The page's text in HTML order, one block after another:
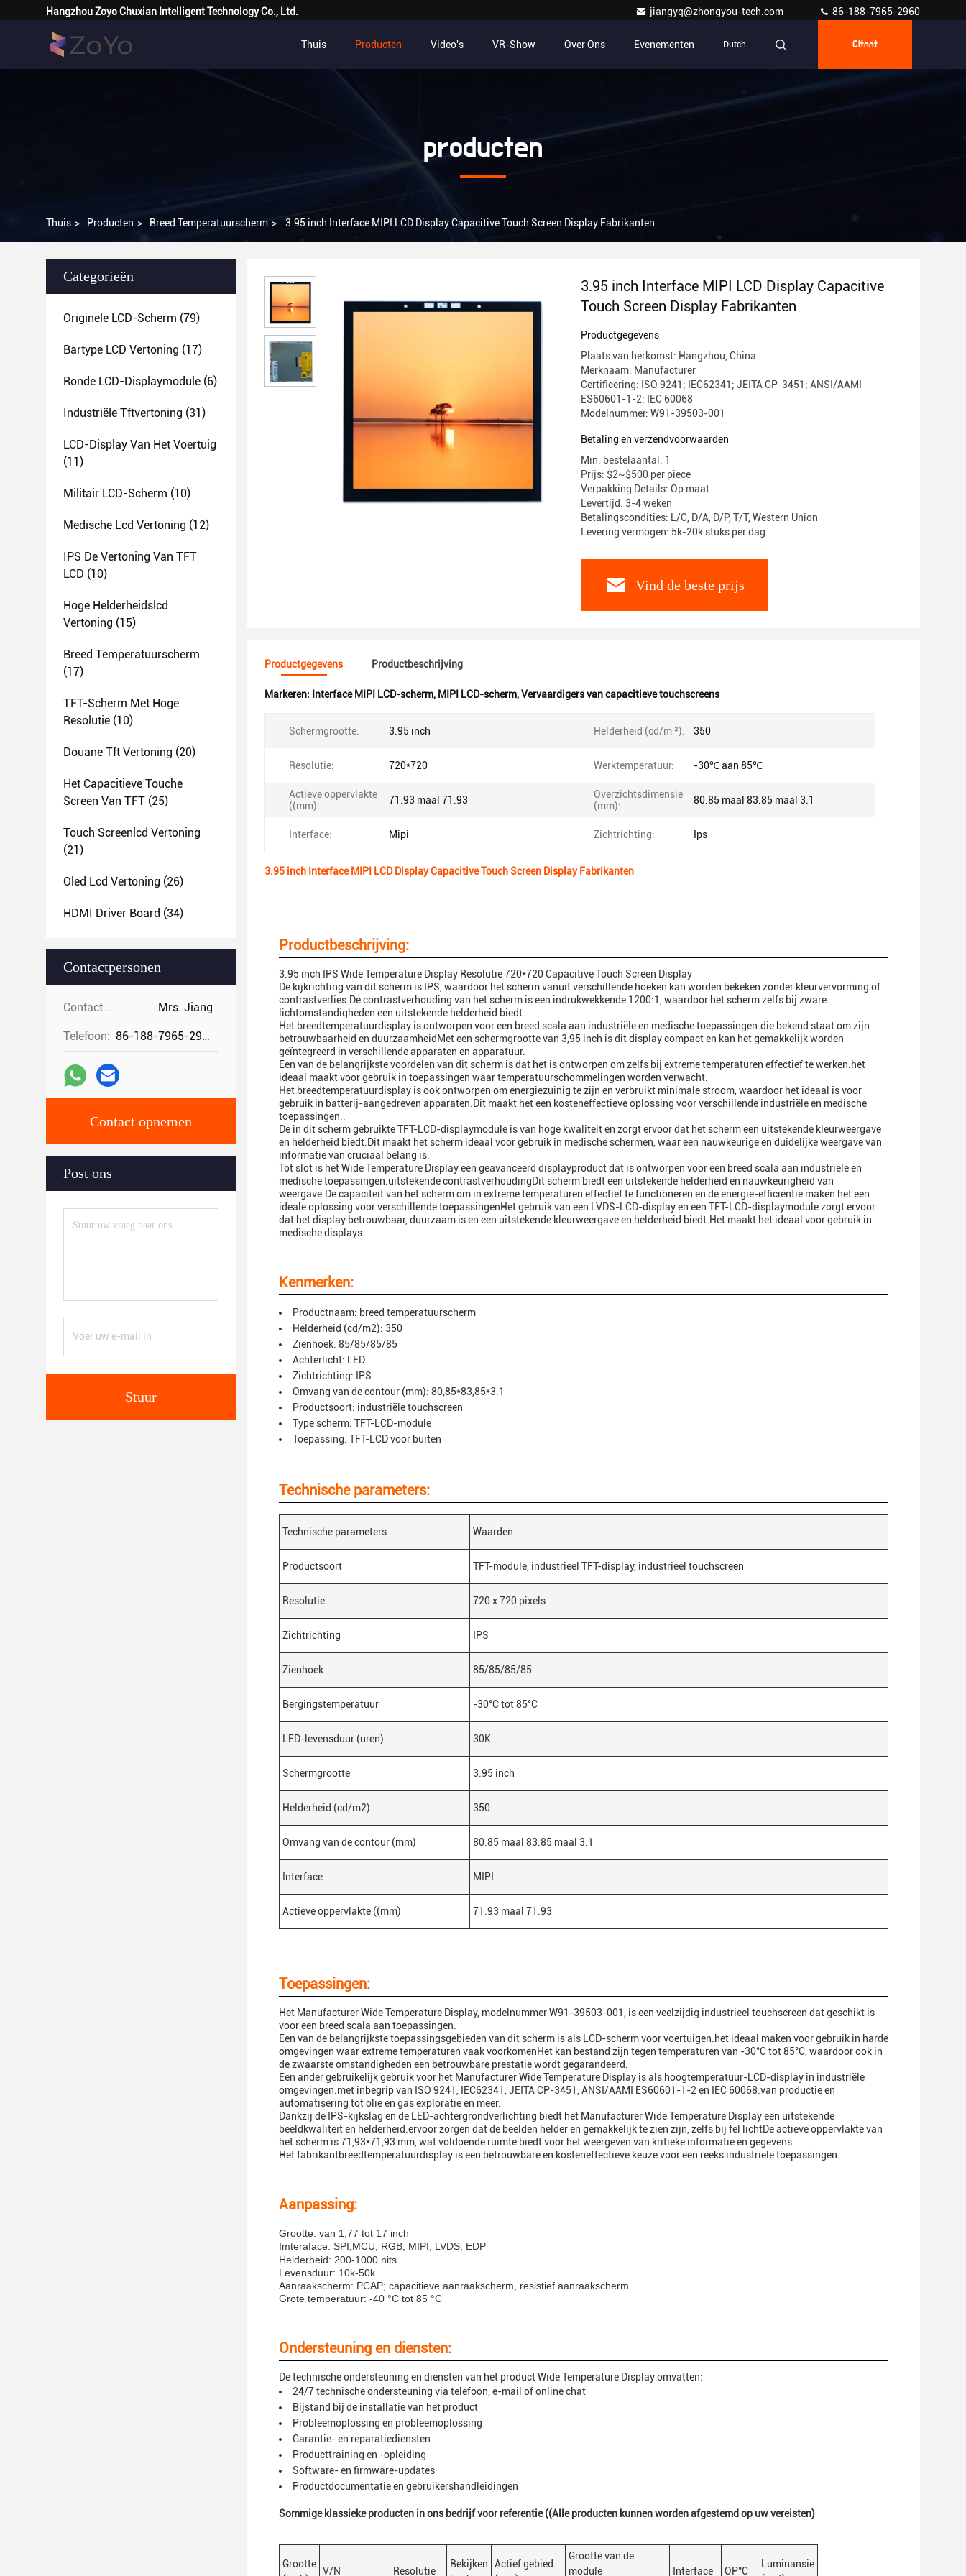
Hangzhou Zoyo Chuxian Intelligent Technology Co., Ltd. jiangyq@zhongyou-tech.com 86-188-7965-2960
Thuis Producten Video's VR-Show Over Ons Evenementen Dutch Citaat
producten
Thuis > Producten > Breed Temperatuurscherm > 3.95 inch Interface MIPI LCD Display Capacitive Touch Screen Display Fabrikanten
Categorieën
Originele LCD-Scherm (79)
Bartype LCD Vertoning (17)
Ronde LCD-Displaymodule (6)
Industriële Tftvertoning (31)
LCD-Display Van Het Voertuig
(11)
Militair LCD-Scherm (10)
Medische Lcd Vertoning (12)
IPS De Vertoning Van TFT
LCD (10)
Hoge Helderheidslcd
Vertoning (15)
Breed Temperatuurscherm
(17)
TFT-Scherm Met Hoge
Resolutie (10)
Douane Tft Vertoning (20)
Het Capacitieve Touche
Screen Van TFT (25)
Touch Screenlcd Vertoning
(21)
Oled Lcd Vertoning (26)
HDMI Driver Board (34)
Contactpersonen
Contactpersonen: Mrs. Jiang
Telefoon: 86-188-7965-2960
Contact opnemen
Post ons
Stuur
3.95 inch Interface MIPI LCD Display Capacitive
Touch Screen Display Fabrikanten
Productgegevens
Plaats van herkomst: Hangzhou, China
Merknaam: Manufacturer
Certificering: ISO 9241; IEC62341; JEITA CP-3451; ANSI/AAMI
ES60601-1-2; IEC 60068
Modelnummer: W91-39503-001
Betaling en verzendvoorwaarden
Min. bestelaantal: 1
Prijs: $2~$500 per piece
Verpakking Details: Op maat
Levertijd: 3-4 weken
Betalingscondities: L/C, D/A, D/P, T/T, Western Union
Levering vermogen: 5k-20k stuks per dag
Vind de beste prijs
Productgegevens Productbeschrijving
Markeren: Interface MIPI LCD-scherm, MIPI LCD-scherm,Vervaardigers van capacitieve touchscreens
Schermgrootte: 3.95 inch Helderheid (cd/m ²): 350
Resolutie: 720*720 Werktemperatuur: -30℃ aan 85℃
Actieve oppervlakte
((mm):
71.93 maal 71.93
Overzichtsdimensie
(mm):
80.85 maal 83.85 maal 3.1
Interface: Mipi Zichtrichting: Ips
3.95 inch Interface MIPI LCD Display Capacitive Touch Screen Display Fabrikanten
Productbeschrijving:
3.95 inch IPS Wide Temperature Display Resolutie 720*720 Capacitive Touch Screen Display
De kijkrichting van dit scherm is IPS, waardoor het scherm vanuit verschillende hoeken kan worden bekeken zonder kleurvervorming of
contrastverlies.De contrastverhouding van het scherm is een indrukwekkende 1200:1, waardoor het scherm zelfs bij zware
lichtomstandigheden een uitstekende helderheid biedt.
Het breedtemperatuurdisplay is ontworpen voor een breed scala aan industriële en medische toepassingen.die bekend staat om zijn
betrouwbaarheid en duurzaamheidMet een schermgrootte van 3,95 inch is dit display compact en kan het gemakkelijk worden
geïntegreerd in verschillende apparaten en apparatuur.
Een van de belangrijkste voordelen van dit scherm is dat het is ontworpen om zelfs bij extreme temperaturen effectief te werken.het
ideaal maakt voor gebruik in toepassingen waar temperatuurschommelingen worden verwacht.
Het breedtemperatuurdisplay is ook ontworpen om energiezuinig te zijn en verbruikt minimale stroom, waardoor het ideaal is voor
gebruik in batterij-aangedreven apparaten.Dit maakt het een kosteneffectieve oplossing voor verschillende industriële en medische
toepassingen..
De in dit scherm gebruikte TFT-LCD-displaymodule is van hoge kwaliteit en zorgt ervoor dat het scherm een uitstekende kleurweergave
en helderheid biedt.Dit maakt het scherm ideaal voor gebruik in medische schermen, waar een nauwkeurige en duidelijke weergave van
informatie van cruciaal belang is.
Tot slot is het Wide Temperature Display een geavanceerd displayproduct dat is ontworpen voor een breed scala aan industriële en
medische toepassingen.uitstekende contrastverhoudingDit scherm biedt een uitstekende helderheid en nauwkeurigheid van
weergave.De capaciteit van het scherm om in extreme temperaturen effectief te functioneren en de energie-efficiëntie maken het een
ideale oplossing voor verschillende toepassingenHet gebruik van een LVDS-LCD-display en een TFT-LCD-displaymodule zorgt ervoor
dat het display betrouwbaar, duurzaam is en een uitstekende kleurweergave en helderheid biedt.Het maakt het ideaal voor gebruik in
medische displays.
Kenmerken:
Productnaam: breed temperatuurscherm
Helderheid (cd/m2): 350
Zienhoek: 85/85/85/85
Achterlicht: LED
Zichtrichting: IPS
Omvang van de contour (mm): 80,85*83,85*3.1
Productsoort: industriële touchscreen
Type scherm: TFT-LCD-module
Toepassing: TFT-LCD voor buiten
Technische parameters:
Technische parameters Waarden
Productsoort TFT-module, industrieel TFT-display, industrieel touchscreen
Resolutie 720 x 720 pixels
Zichtrichting IPS
Zienhoek 85/85/85/85
Bergingstemperatuur -30°C tot 85°C
LED-levensduur (uren) 30K.
Schermgrootte 3.95 inch
Helderheid (cd/m2) 350
Omvang van de contour (mm) 80.85 maal 83.85 maal 3.1
Interface MIPI
Actieve oppervlakte ((mm) 71.93 maal 71.93
Toepassingen:
Het Manufacturer Wide Temperature Display, modelnummer W91-39503-001, is een veelzijdig industrieel touchscreen dat geschikt is
voor een breed scala aan toepassingen.
Een van de belangrijkste toepassingsgebieden van dit scherm is als LCD-scherm voor voertuigen.het ideaal maken voor gebruik in harde
omgevingen waar extreme temperaturen vaak voorkomenHet kan bestand zijn tegen temperaturen van -30°C tot 85°C, waardoor ook in
de zwaarste omstandigheden een betrouwbare prestatie wordt gegarandeerd.
Een ander gebruikelijk gebruik voor het Manufacturer Wide Temperature Display is als hoogtemperatuur-LCD-display in industriële
omgevingen.met inbegrip van ISO 9241, IEC62341, JEITA CP-3451, ANSI/AAMI ES60601-1-2 en IEC 60068.van productie en
automatisering tot olie en gas exploratie en meer.
Dankzij de IPS-kijkslag en de LED-achtergrondverlichting biedt het Manufacturer Wide Temperature Display een uitstekende
beeldkwaliteit en helderheid.ervoor zorgen dat de beelden helder en gemakkelijk te zien zijn, zelfs bij fel lichtDe actieve oppervlakte van
het scherm is 71,93*71,93 mm, wat voldoende ruimte biedt voor het weergeven van kritieke informatie en gegevens.
Het fabrikantbreedtemperatuurdisplay is een betrouwbare en kosteneffectieve keuze voor een reeks industriële toepassingen.
Aanpassing:
Grootte: van 1,77 tot 17 inch
Imteraface: SPI;MCU; RGB; MIPI; LVDS; EDP
Helderheid: 200-1000 nits
Levensduur: 10k-50k
Aanraakscherm: PCAP; capacitieve aanraakscherm, resistief aanraakscherm
Grote temperatuur: -40 °C tot 85 °C
Ondersteuning en diensten:
De technische ondersteuning en diensten van het product Wide Temperature Display omvatten:
24/7 technische ondersteuning via telefoon, e-mail of online chat
Bijstand bij de installatie van het product
Probleemoplossing en probleemoplossing
Garantie- en reparatiediensten
Producttraining en -opleiding
Software- en firmware-updates
Productdocumentatie en gebruikershandleidingen
Sommige klassieke producten in ons bedrijf voor referentie ((Alle producten kunnen worden afgestemd op uw vereisten)
Grootte
V/N Resolutie
Bekijken
Actief gebied
Grootte van de
module
Interface OP°C
Luminansie